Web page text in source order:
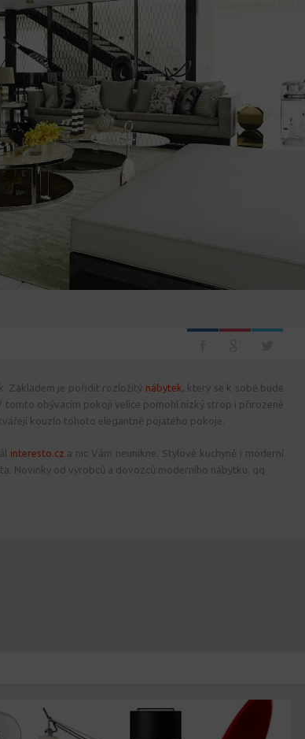
Základem je pořídit rozložitý nábytek, který se k sobě bude
tomto obývacím pokoji velice pomohl nízký strop i přirozené
kouzlo tohoto elegantně pojatého pokoje.
interesto.cz a nic Vám neunikne. Stylové kuchyně i moderní
Novinky od výrobců a dovozců moderního nábytku. qq